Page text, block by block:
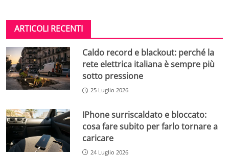
ARTICOLI RECENTI
Caldo record e blackout: perché la
rete elettrica italiana è sempre più
sotto pressione
25 Luglio 2026
IPhone surriscaldato e bloccato:
cosa fare subito per farlo tornare a
caricare
24 Luglio 2026